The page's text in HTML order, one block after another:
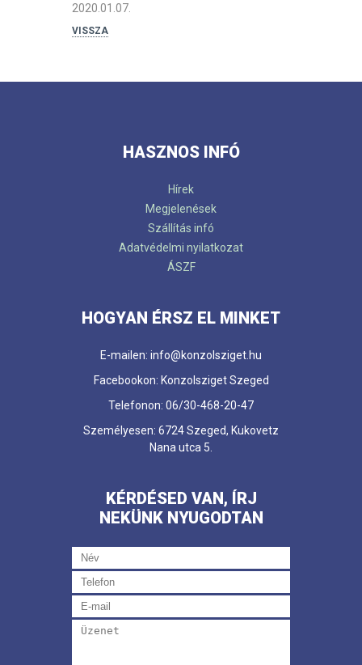
2020.01.07.
VISSZA
HASZNOS INFÓ
Hírek
Megjelenések
Szállítás infó
Adatvédelmi nyilatkozat
ÁSZF
HOGYAN ÉRSZ EL MINKET
E-mailen: info@konzolsziget.hu
Facebookon: Konzolsziget Szeged
Telefonon: 06/30-468-20-47
Személyesen: 6724 Szeged, Kukovetz
Nana utca 5.
KÉRDÉSED VAN, ÍRJ
NEKÜNK NYUGODTAN